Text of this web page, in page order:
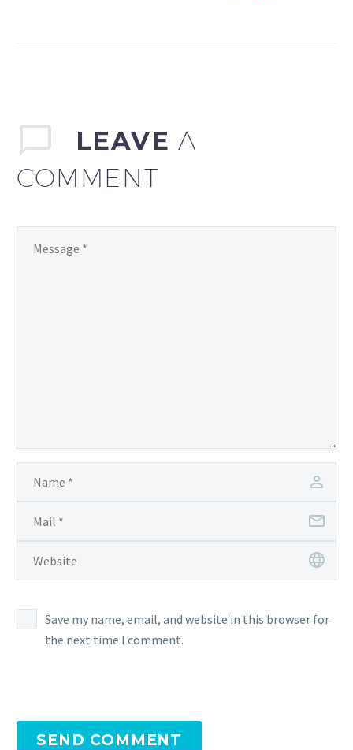
consequat ipsum, nec
sagittis sem nibh id elit.
Duis sed odio sit amet
nibh vulputate cursus a
accumsan ipsum velit.
LEAVE A
COMMENT
Save my name, email, and website in this browser for
the next time I comment.
SEND COMMENT